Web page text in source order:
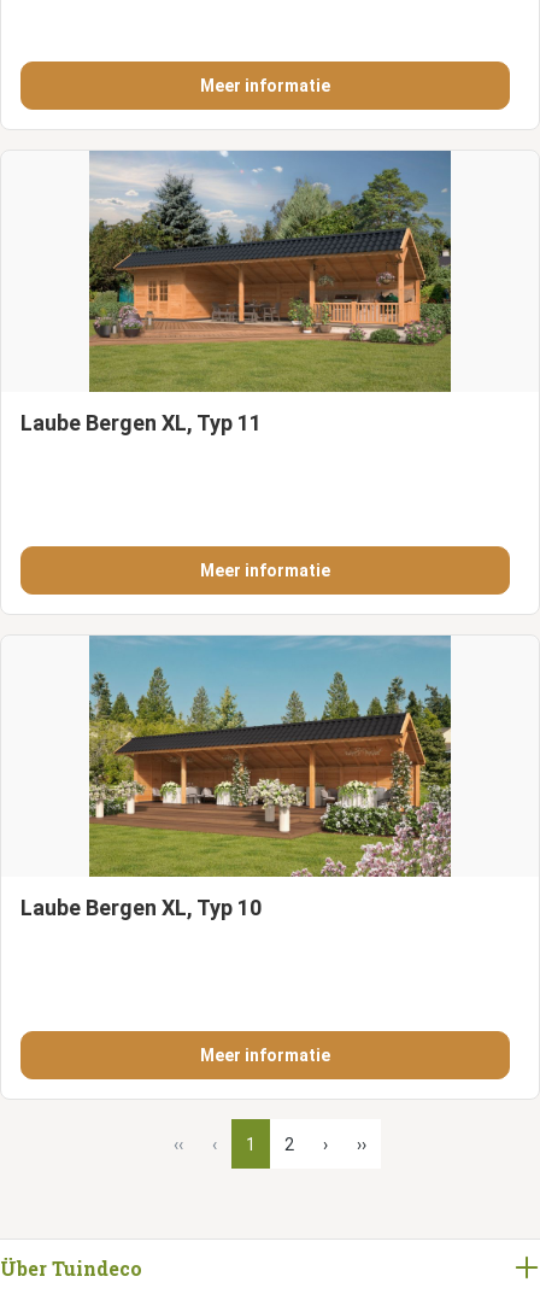
Meer informatie
Laube Bergen XL, Typ 11
Meer informatie
Laube Bergen XL, Typ 10
Meer informatie
‹‹ ‹ 1 2 › ››
Über Tuindeco